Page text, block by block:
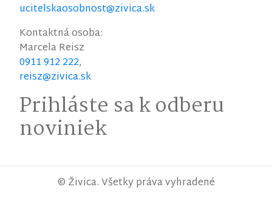
ucitelskaosobnost@zivica.sk
Kontaktná osoba:
MarcelaReisz
0911 912 222,
reisz@zivica.sk
Prihláste sa k odberu
noviniek
© Živica. Všetky práva vyhradené